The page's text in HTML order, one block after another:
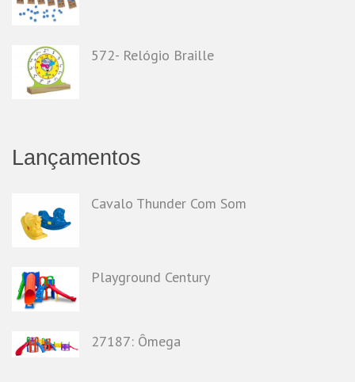
572- Relógio Braille
Lançamentos
Cavalo Thunder Com Som
Playground Century
27187: Ômega